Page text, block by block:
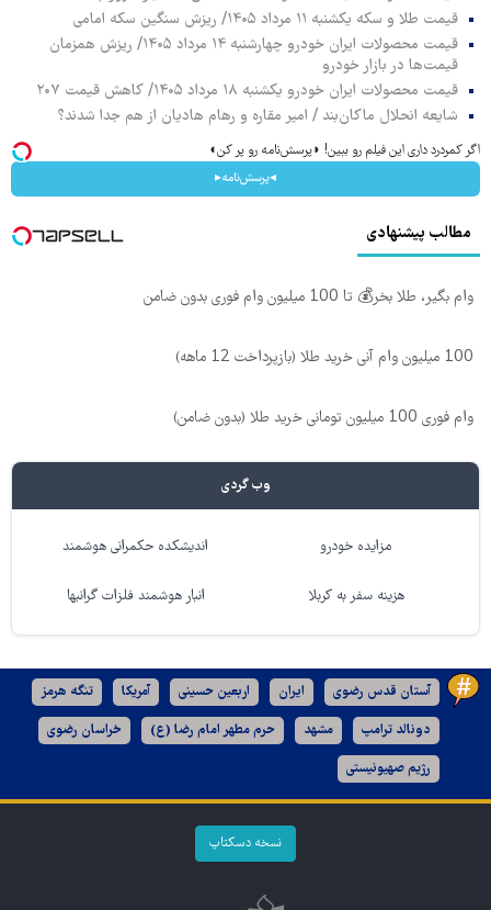
قیمت طلا و سکه یکشنبه ۱۱ مرداد ۱۴۰۵/ ریزش سنگین سکه امامی
قیمت محصولات ایران خودرو چهارشنبه ۱۴ مرداد ۱۴۰۵/ ریزش همزمان
قیمت‌ها در بازار خودرو
قیمت محصولات ایران خودرو یکشنبه ۱۸ مرداد ۱۴۰۵/ کاهش قیمت ۲۰۷
شایعه انحلال ماکان‌بند / امیر مقاره و رهام هادیان از هم جدا شدند؟
اگر کمردرد داری این فیلم رو ببین! ◗پرسش‌نامه رو پر کن◖
◂پرسش‌نامه▸
مطالب پیشنهادی
وام بگیر، طلا بخر💰 تا 100 میلیون وام فوری بدون ضامن
100 میلیون وام آنی خرید طلا (بازپرداخت 12 ماهه)
وام فوری 100 میلیون تومانی خرید طلا (بدون ضامن)
وب گردی
مزایده خودرو اندیشکده حکمرانی هوشمند
هزینه سفر به کربلا انبار هوشمند فلزات گرانبها
آستان قدس رضوی ایران اربعین حسینی آمریکا تنگه هرمز
دونالد ترامپ مشهد حرم مطهر امام رضا (ع) خراسان رضوی
رژیم صهیونیستی
نسخه دسکتاپ